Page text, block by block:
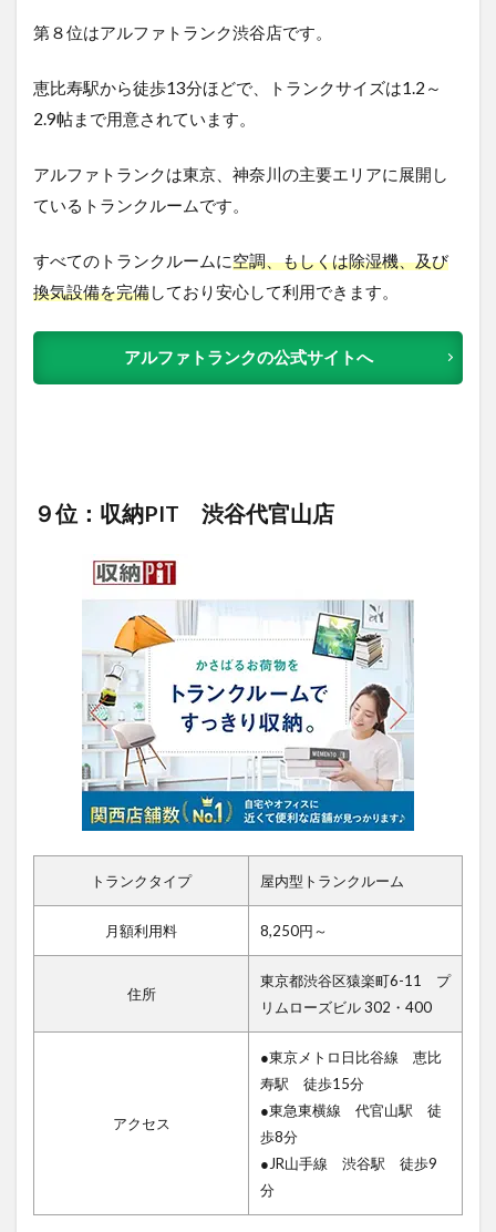
第８位はアルファトランク渋谷店です。
恵比寿駅から徒歩13分ほどで、トランクサイズは1.2～
2.9帖まで用意されています。
アルファトランクは東京、神奈川の主要エリアに展開し
ているトランクルームです。
すべてのトランクルームに空調、もしくは除湿機、及び
換気設備を完備しており安心して利用できます。
アルファトランクの公式サイトへ
９位：収納PIT 渋谷代官山店
トランクタイプ 屋内型トランクルーム
月額利用料 8,250円～
住所
東京都渋谷区猿楽町6-11 プ
リムローズビル 302・400
アクセス
●東京メトロ日比谷線 恵比
寿駅 徒歩15分
●東急東横線 代官山駅 徒
歩8分
●JR山手線 渋谷駅 徒歩9
分